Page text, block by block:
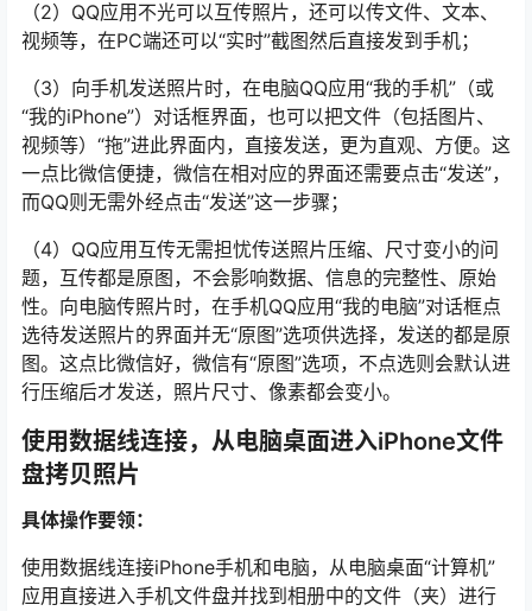
（2）QQ应用不光可以互传照片，还可以传文件、文本、
视频等，在PC端还可以“实时”截图然后直接发到手机；
（3）向手机发送照片时，在电脑QQ应用“我的手机”（或
“我的iPhone”）对话框界面，也可以把文件（包括图片、
视频等）“拖”进此界面内，直接发送，更为直观、方便。这
一点比微信便捷，微信在相对应的界面还需要点击“发送”，
而QQ则无需外经点击“发送”这一步骤；
（4）QQ应用互传无需担忧传送照片压缩、尺寸变小的问
题，互传都是原图，不会影响数据、信息的完整性、原始
性。向电脑传照片时，在手机QQ应用“我的电脑”对话框点
选待发送照片的界面并无“原图”选项供选择，发送的都是原
图。这点比微信好，微信有“原图”选项，不点选则会默认进
行压缩后才发送，照片尺寸、像素都会变小。
使用数据线连接，从电脑桌面进入iPhone文件
盘拷贝照片
具体操作要领：
使用数据线连接iPhone手机和电脑，从电脑桌面“计算机”
应用直接进入手机文件盘并找到相册中的文件（夹）进行